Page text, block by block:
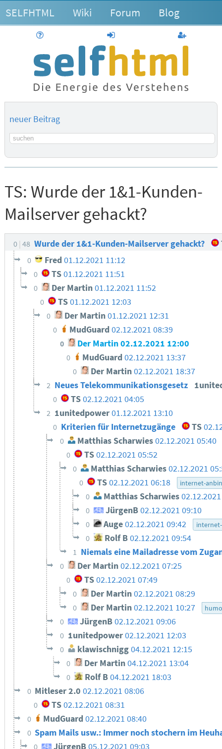
SELFHTML Wiki Forum Blog
anmelden
neuer Beitrag
Suchbegriff
TS: Wurde der 1&1-Kunden-
Mailserver gehackt?
0 48 Wurde der 1&1-Kunden-Mailserver gehackt?
0 Fred 01.12.2021 11:12
0 TS 01.12.2021 11:51
0 Der Martin 01.12.2021 11:52
0 TS01.12.2021 12:03
0 Der Martin01.12.2021 12:31
0 MudGuard 02.12.2021 08:39
0 Der Martin02.12.2021 12:00
0 MudGuard 02.12.2021 13:37
0 Der Martin02.12.2021 18:37
2 Neues Telekommunikationsgesetz
0 TS02.12.2021 04:05
2 1unitedpower01.12.2021 13:10
0 Kriterien für Internetzugänge TS
0 Matthias Scharwies02.12.2021 05:40
0 TS 02.12.2021 05:52
0 Matthias Scharwies02.12.2021
0 TS02.12.2021 06:18 internet-
0 Matthias Scharwies
0 JürgenB02.12.2021 09:10
0 Auge02.12.2021 09:42
0 Rolf B02.12.2021 09:54
1 Niemals eine Mailadresse vom
0 Der Martin02.12.2021 07:25
0 TS 02.12.2021 07:49
0 Der Martin02.12.2021 08:29
0 Der Martin02.12.2021 10:27
0 JürgenB 02.12.2021 09:06
0 1unitedpower02.12.2021 12:03
0 klawischnigg04.12.2021 12:15
0 Der Martin 04.12.2021 13:04
0 Rolf B04.12.2021 18:03
0 Mitleser 2.002.12.2021 08:06
0 TS 02.12.2021 08:31
0 MudGuard 02.12.2021 08:40
0 Spam Mails usw.: Immer noch stochern im
0 JürgenB05.12.2021 09:03